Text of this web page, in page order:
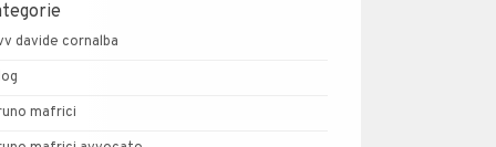
davide cornalba
mafrici